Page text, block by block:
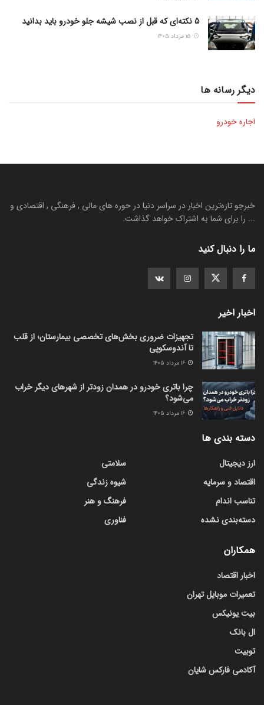
5 نکته‌ای که قبل از نصب شیشه جلو خودرو باید بدانید
دیگر رسانه ها
اجاره خودرو
خبرجو تازه‌ترین اخبار در سراسر دنیا در حوره های مالی , فرهنگی , اقتصادی و
... را برای شما به اشتراک خواهد گذاشت.
ما را دنبال کنید
اخبار اخیر
تجهیزات ضروری بخش‌های تخصصی بیمارستان؛ از قلب
تا آندوسکوپی
چرا باتری خودرو در همدان زودتر از شهرهای دیگر خراب
می‌شود؟
دسته بندی ها
ارز دیجیتال
اقتصاد و سرمایه
تناسب اندام
دسته‌بندی نشده
سلامتی
شیوه زندگی
فرهنگ و هنر
فناوری
همکاران
اخبار اقتصاد
تعمیرات موبایل تهران
بیت یونیکس
ال بانک
توبیت
آکادمی فارکس شایان